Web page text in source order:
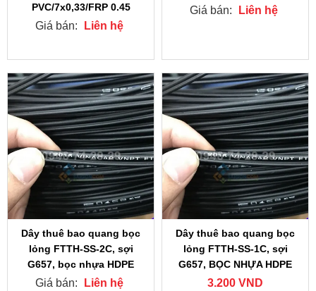
PVC/7x0,33/FRP 0.45
Giá bán: Liên hệ
Giá bán: Liên hệ
Dây thuê bao quang bọc
lỏng FTTH-SS-2C, sợi
G657, bọc nhựa HDPE
Giá bán: Liên hệ
Dây thuê bao quang bọc
lỏng FTTH-SS-1C, sợi
G657, BỌC NHỰA HDPE
3.200 VND